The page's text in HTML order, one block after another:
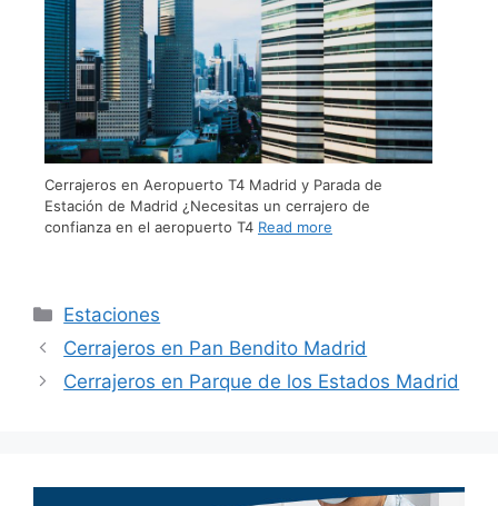
Cerrajeros en Aeropuerto T4 Madrid y Parada de
Estación de Madrid ¿Necesitas un cerrajero de
confianza en el aeropuerto T4 Read more
Estaciones
Cerrajeros en Pan Bendito Madrid
Cerrajeros en Parque de los Estados Madrid